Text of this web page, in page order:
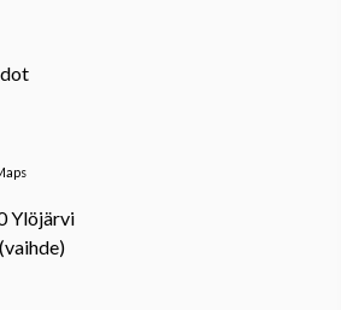
Ylöjärvi